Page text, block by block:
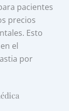
pacientes
precios
Esto
el
por